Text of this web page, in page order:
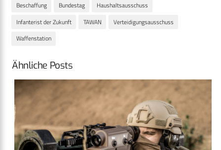
Beschaffung Bundestag
Haushaltsausschuss
Infanterist der Zukunft
TAWAN
Verteidigungsausschuss
Waffenstation
Ähnliche Posts